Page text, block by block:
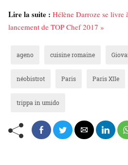
Lire la suite : Hélène Darroze se livre
lancement de TOP Chef 2017 »
ageno cuisine romaine
néobistrot Paris Paris XIIe
trippa in umido